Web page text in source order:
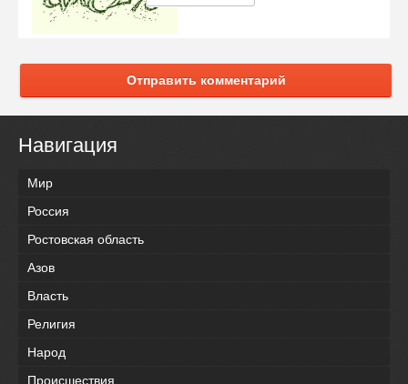
Отправить комментарий
Навигация
Мир
Россия
Ростовская область
Азов
Власть
Религия
Народ
Происшествия